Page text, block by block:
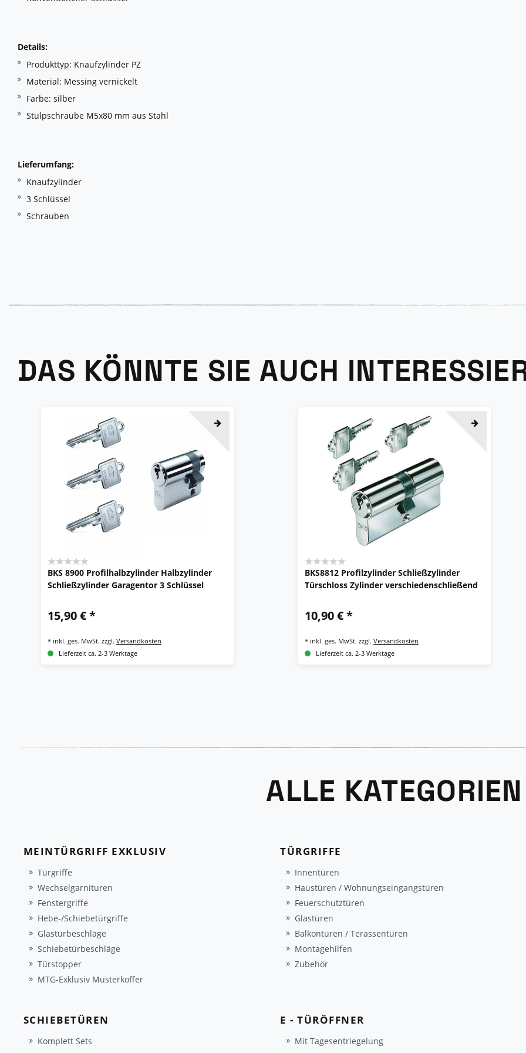
Details:
Produkttyp: Knaufzylinder PZ
Material: Messing vernickelt
Farbe: silber
Stulpschraube M5x80 mm aus Stahl
Lieferumfang:
Knaufzylinder
3 Schlüssel
Schrauben
DAS KÖNNTE SIE AUCH
BKS 8900 Profilhalbzylinder Halbzylinder
Schließzylinder Garagentor 3 Schlüssel
15,90 € *
* inkl. ges. MwSt. zzgl. Versandkosten
Lieferzeit ca. 2-3 Werktage
BKS8812 Profilzylinder Schließzylinder
Türschloss Zylinder verschiedenschließend
10,90 € *
* inkl. ges. MwSt. zzgl. Versandkosten
Lieferzeit ca. 2-3 Werktage
ALLE KATEGORIEN
MEINTÜRGRIFF EXKLUSIV
Türgriffe
Wechselgarnituren
Fenstergriffe
Hebe-/Schiebetürgriffe
Glastürbeschläge
Schiebetürbeschläge
Türstopper
MTG-Exklusiv Musterkoffer
TÜRGRIFFE
Innentüren
Haustüren / Wohnungseingangstüren
Feuerschutztüren
Glastüren
Balkontüren / Terassentüren
Montagehilfen
Zubehör
SCHIEBETÜREN
Komplett Sets
E - TÜRÖFFNER
Mit Tagesentriegelung